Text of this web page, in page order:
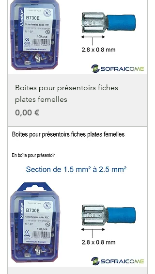
Boites pour présentoirs fiches
plates femelles
Precio
0,00 €